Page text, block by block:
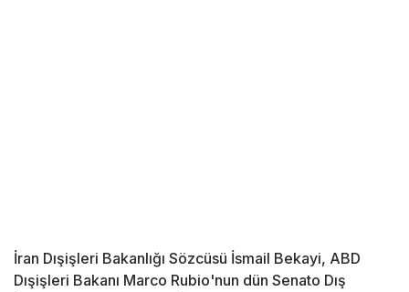
İran Dışişleri Bakanlığı Sözcüsü İsmail Bekayi, ABD
Dışişleri Bakanı Marco Rubio'nun dün Senato Dış